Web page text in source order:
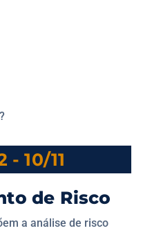
- 10/11
de Risco
a análise de risco